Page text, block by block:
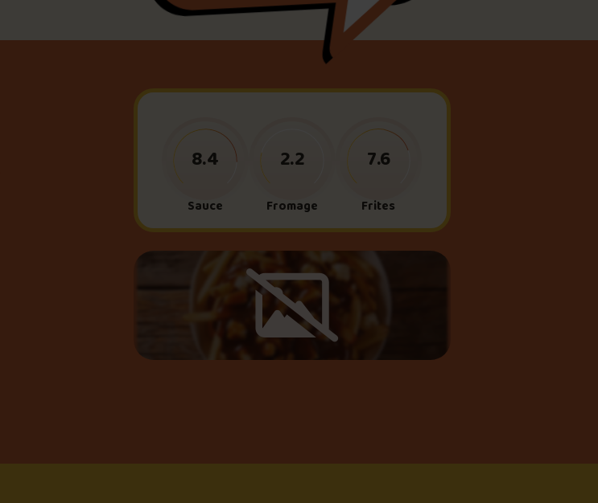
Le palmarès d’Olivier Primeau
Foire aux questions
Sauce
8.4
Fromage
2.2
Frites
7.6